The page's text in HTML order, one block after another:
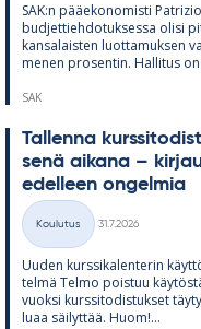
SAK:n pää­e­ko­no­misti
bud­jet­tieh­do­tuk­sessa olisi
kan­sa­lais­ten luot­ta­muk­sen
me­nen pro­sen­tin. Hal­li­tus
SAK
Tal­lenna
senä ai­kana –
edel­leen on­gel­mia
Kategoriat
Koulutus
31.7.2026
Uu­den kurs­si­ka­len­te­rin
telmä Telmo pois­tuu
vuoksi kurs­si­to­dis­tuk­set
luaa säi­lyt­tää. Huom!...